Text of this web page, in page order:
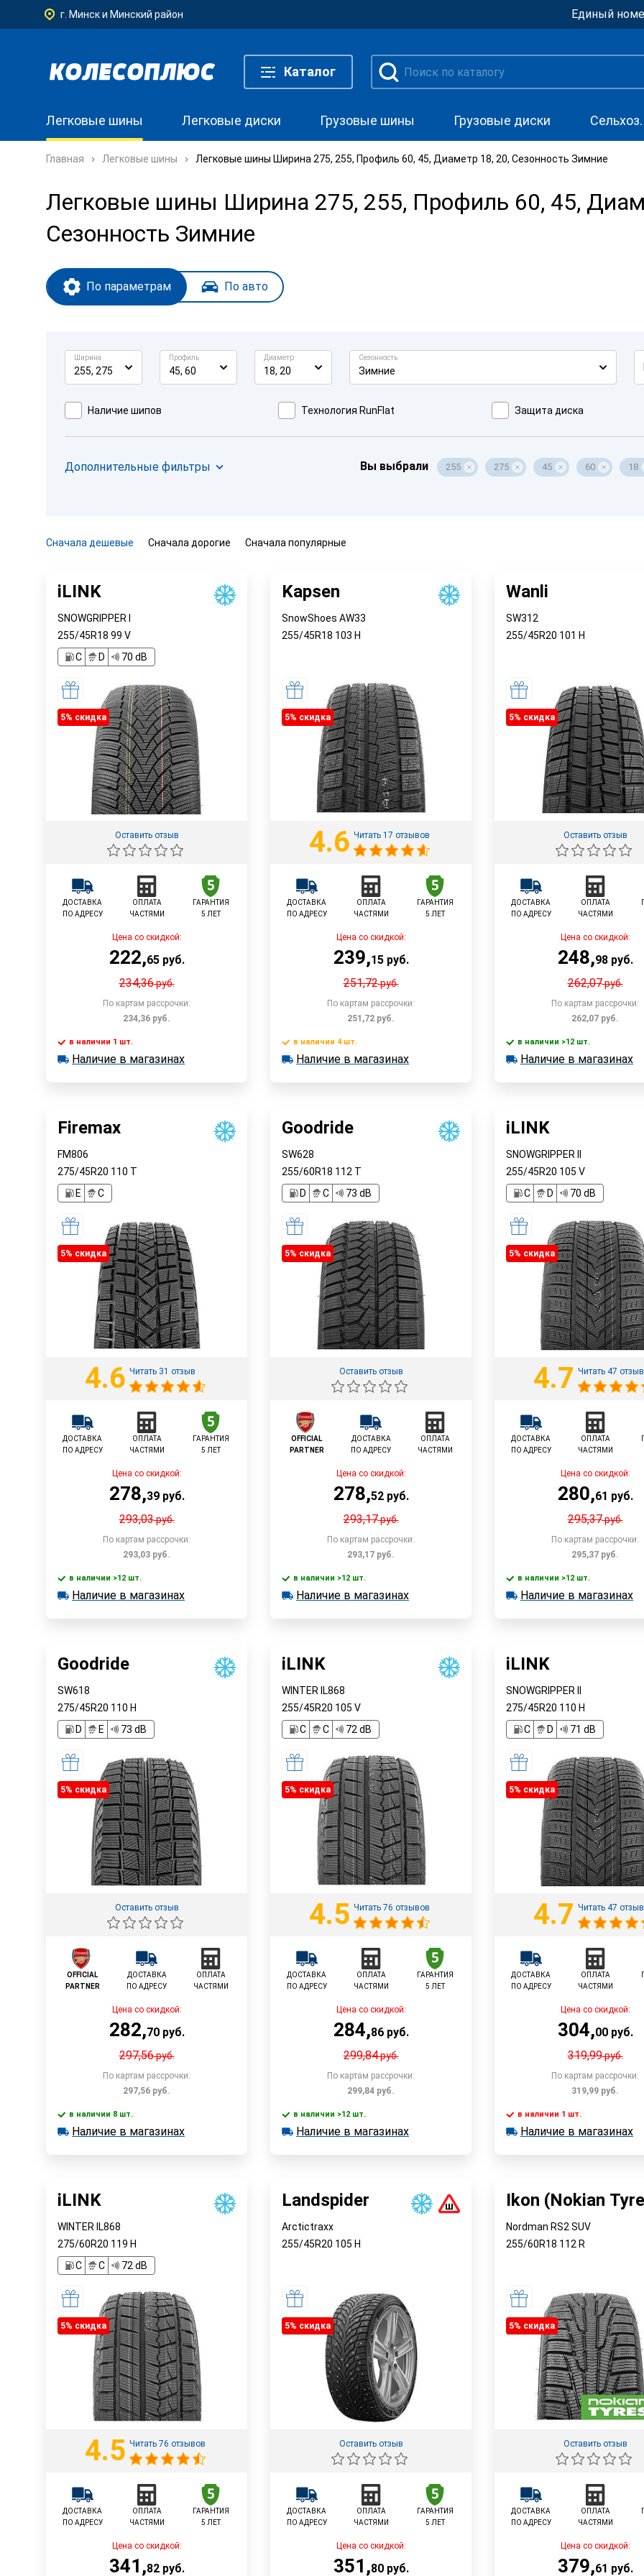
г. Минск и Минский район Единый
Каталог
Легковые шины Легковые диски Грузовые шины Грузовые диски
Главная Легковые шины Легковые шины Ширина 275, 255, Профиль 60, 45, Диаметр 18, 20, Сезонность Зимние
Легковые шины Ширина 275, 255, Профиль 60, 45,
Сезонность Зимние
По параметрам По авто
Ширина
255, 275
Профиль
45, 60
Диаметр
18, 20
Сезонность
Зимние
Наличие шипов Технология RunFlat Защита диска
Дополнительные фильтры Вы выбрали 255 275 45 60 18
Сначала дешевые Сначала дорогие Сначала популярные
iLINK
SNOWGRIPPER I
255/45R18 99 V
C
D 70 dB
5% cкидка
Оставить отзыв
ДОСТАВКА
ПО АДРЕСУ
ОПЛАТА
ЧАСТЯМИ
ГАРАНТИЯ
5 ЛЕТ
Цена со скидкой:
222,65руб.
234,36руб.
По картам рассрочки:
234,36 руб.
В корзину
в наличии 1 шт.
в наличии 1 шт.
Наличие в магазинах
Kapsen
SnowShoes AW33
255/45R18 103 H
5% cкидка
4.6 Читать 17 отзывов
ДОСТАВКА
ПО АДРЕСУ
ОПЛАТА
ЧАСТЯМИ
ГАРАНТИЯ
5 ЛЕТ
Цена со скидкой:
239,15руб.
251,72руб.
По картам рассрочки:
251,72 руб.
В корзину
в наличии 4 шт.
в наличии 4 шт.
Наличие в магазинах
Wanli
SW312
255/45R20 101 H
5% cкидка
Оставить отзыв
ДОСТАВКА
ПО АДРЕСУ
ОПЛАТА
ЧАСТЯМИ
Цена со скидкой:
248,98руб.
262,07руб.
По картам рассрочки:
262,07 руб.
В корзину
в наличии >12 шт.
в наличии >12 шт.
Наличие в магазинах
Firemax
FM806
275/45R20 110 T
E
C
5% cкидка
4.6 Читать 31 отзыв
ДОСТАВКА
ПО АДРЕСУ
ОПЛАТА
ЧАСТЯМИ
ГАРАНТИЯ
5 ЛЕТ
Цена со скидкой:
278,39руб.
293,03руб.
По картам рассрочки:
293,03 руб.
В корзину
в наличии >12 шт.
в наличии >12 шт.
Наличие в магазинах
Goodride
SW628
255/60R18 112 T
D
C 73 dB
5% cкидка
Оставить отзыв
OFFICIAL
PARTNER
ДОСТАВКА
ПО АДРЕСУ
ОПЛАТА
ЧАСТЯМИ
Цена со скидкой:
278,52руб.
293,17руб.
По картам рассрочки:
293,17 руб.
В корзину
в наличии >12 шт.
в наличии >12 шт.
Наличие в магазинах
iLINK
SNOWGRIPPER II
255/45R20 105 V
C
D 70 dB
5% cкидка
4.7 Читать 47
ДОСТАВКА
ПО АДРЕСУ
ОПЛАТА
ЧАСТЯМИ
Цена со скидкой:
280,61 руб.
295,37руб.
По картам рассрочки:
295,37 руб.
В корзину
в наличии >12 шт.
в наличии >12 шт.
Наличие в магазинах
Goodride
SW618
275/45R20 110 H
D
E 73 dB
5% cкидка
Оставить отзыв
OFFICIAL
PARTNER
ДОСТАВКА
ПО АДРЕСУ
ОПЛАТА
ЧАСТЯМИ
Цена со скидкой:
282,70руб.
297,56руб.
По картам рассрочки:
297,56 руб.
В корзину
в наличии 8 шт.
в наличии 8 шт.
Наличие в магазинах
iLINK
WINTER IL868
255/45R20 105 V
C
C 72 dB
5% cкидка
4.5 Читать 76 отзывов
ДОСТАВКА
ПО АДРЕСУ
ОПЛАТА
ЧАСТЯМИ
ГАРАНТИЯ
5 ЛЕТ
Цена со скидкой:
284,86руб.
299,84руб.
По картам рассрочки:
299,84 руб.
В корзину
в наличии >12 шт.
в наличии >12 шт.
Наличие в магазинах
iLINK
SNOWGRIPPER II
275/45R20 110 H
C
D 71 dB
5% cкидка
4.7 Читать 47
ДОСТАВКА
ПО АДРЕСУ
ОПЛАТА
ЧАСТЯМИ
Цена со скидкой:
304,00руб.
319,99руб.
По картам рассрочки:
319,99 руб.
В корзину
в наличии 1 шт.
в наличии 1 шт.
Наличие в магазинах
iLINK
WINTER IL868
275/60R20 119 H
C
C 72 dB
5% cкидка
4.5 Читать 76 отзывов
ДОСТАВКА
ПО АДРЕСУ
ОПЛАТА
ЧАСТЯМИ
ГАРАНТИЯ
5 ЛЕТ
Цена со скидкой:
341 ,82руб.
Landspider
Arctictraxx
255/45R20 105 H
5% cкидка
Оставить отзыв
ДОСТАВКА
ПО АДРЕСУ
ОПЛАТА
ЧАСТЯМИ
ГАРАНТИЯ
5 ЛЕТ
Цена со скидкой:
351 ,80руб.
Ikon (Nokian
Nordman RS2 SUV
255/60R18 112 R
5% cкидка
Оставить отзыв
ДОСТАВКА
ПО АДРЕСУ
ОПЛАТА
ЧАСТЯМИ
Цена со скидкой:
379,61 руб.